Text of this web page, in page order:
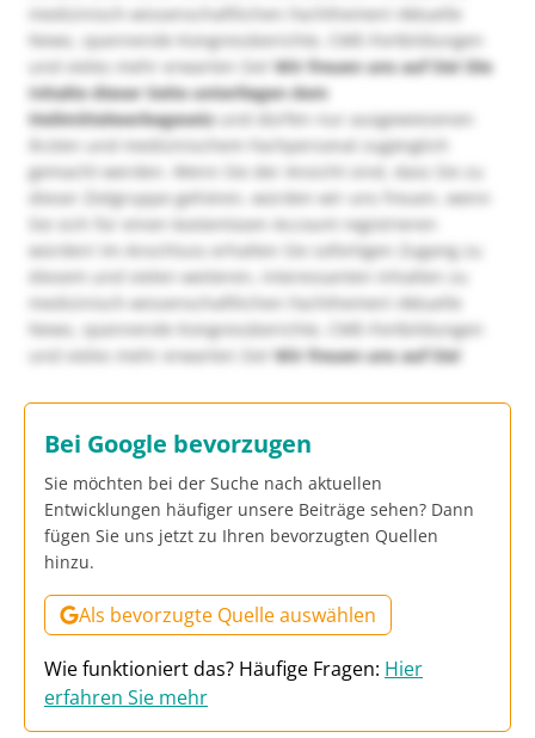
medizinisch-wissenschaftlichen Fachthemen! Aktuelle
News, spannende Kongressberichte, CME-Fortbildungen
und vieles mehr erwarten Sie!Wir freuen uns auf Sie! Die
Inhalte dieser Seite unterliegen dem
Heilmittelwerbegesetzund dürfen nur ausgewiesenen
Ärzten und medizinischem Fachpersonal zugänglich
gemacht werden. Wenn Sie der Ansicht sind, dass Sie zu
dieser Zielgruppe gehören, würden wir uns freuen, wenn
Sie sich für einen kostenlosen Account registrieren
würden! Im Anschluss erhalten Sie sofortigen Zugang zu
diesem und vielen weiteren, interessanten Inhalten zu
medizinisch-wissenschaftlichen Fachthemen! Aktuelle
News, spannende Kongressberichte, CME-Fortbildungen
und vieles mehr erwarten Sie!Wir freuen uns auf Sie!
Bei Google bevorzugen
Sie möchten bei der Suche nach aktuellen
Entwicklungen häufiger unsere Beiträge sehen? Dann
fügen Sie uns jetzt zu Ihren bevorzugten Quellen
hinzu.
Als bevorzugte Quelle auswählen
Wie funktioniert das? Häufige Fragen: Hier
erfahren Sie mehr